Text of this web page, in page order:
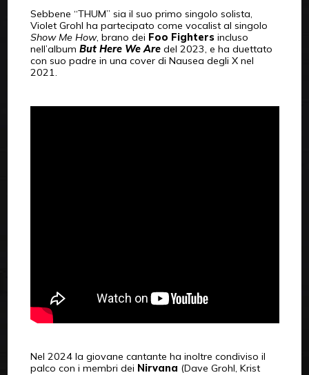
Sebbene “THUM” sia il suo primo singolo solista,
Violet Grohl ha partecipato come vocalist al singolo
Show Me How, brano dei Foo Fightersincluso
nell’album But Here We Aredel 2023, e ha duettato
con suo padre in una cover di Nausea degli X nel
2021.
Nel 2024 la giovane cantante ha inoltre condiviso il
palco con i membri dei Nirvana (Dave Grohl, Krist